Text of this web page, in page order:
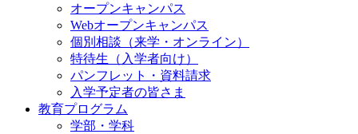
オープンキャンパス
Webオープンキャンパス
個別相談（来学・オンライン）
特待生（入学者向け）
パンフレット・資料請求
入学予定者の皆さま
教育プログラム
学部・学科